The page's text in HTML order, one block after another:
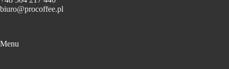
biuro@procoffee.pl
Menu